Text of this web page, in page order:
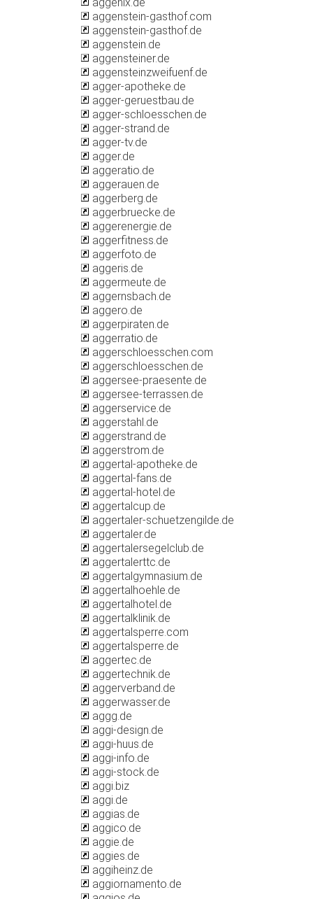
aggenstein-gasthof.com
aggenstein-gasthof.de
aggenstein.de
aggensteiner.de
aggensteinzweifuenf.de
agger-apotheke.de
agger-geruestbau.de
agger-schloesschen.de
agger-strand.de
agger-tv.de
agger.de
aggeratio.de
aggerauen.de
aggerberg.de
aggerbruecke.de
aggerenergie.de
aggerfitness.de
aggerfoto.de
aggeris.de
aggermeute.de
aggernsbach.de
aggero.de
aggerpiraten.de
aggerratio.de
aggerschloesschen.com
aggerschloesschen.de
aggersee-praesente.de
aggersee-terrassen.de
aggerservice.de
aggerstahl.de
aggerstrand.de
aggerstrom.de
aggertal-apotheke.de
aggertal-fans.de
aggertal-hotel.de
aggertalcup.de
aggertaler-schuetzengilde.de
aggertaler.de
aggertalersegelclub.de
aggertalerttc.de
aggertalgymnasium.de
aggertalhoehle.de
aggertalhotel.de
aggertalklinik.de
aggertalsperre.com
aggertalsperre.de
aggertec.de
aggertechnik.de
aggerverband.de
aggerwasser.de
aggg.de
aggi-design.de
aggi-huus.de
aggi-info.de
aggi-stock.de
aggi.biz
aggi.de
aggias.de
aggico.de
aggie.de
aggies.de
aggiheinz.de
aggiornamento.de